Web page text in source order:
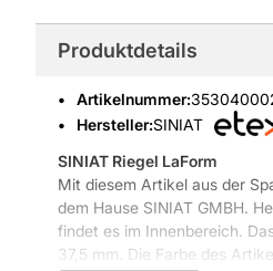
Produktdetails
Artikelnummer:
Hersteller:SINIAT
SINIAT Riegel LaForm
Mit diesem Artikel aus der
dem Hause SINIAT GMBH.
findet es im Innenbereich.
37,5 mm. Die Farbe des